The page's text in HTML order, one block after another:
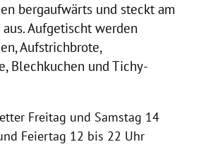
bergaufwärts und steckt am
aus. Aufgetischt werden
Aufstrichbrote,
Blechkuchen und Tichy-
Freitag und Samstag 14
Feiertag 12 bis 22 Uhr